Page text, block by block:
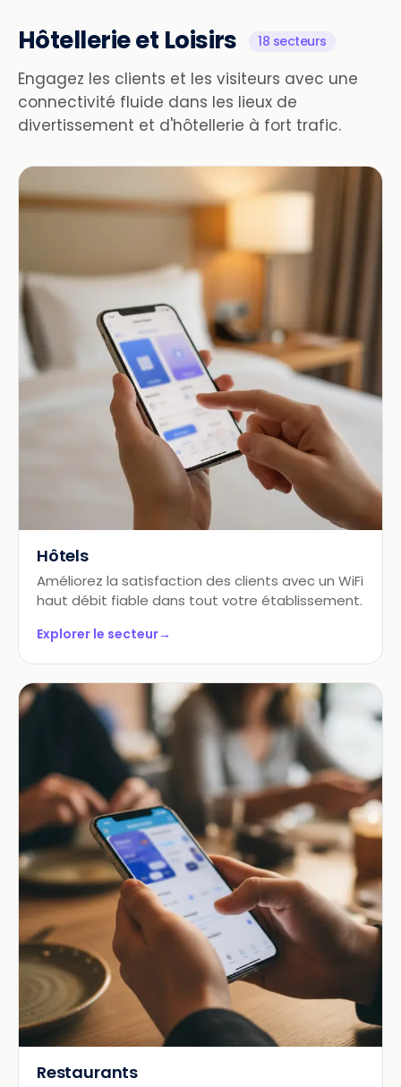
Hôtellerie et Loisirs 18 secteurs
Engagez les clients et les visiteurs avec une
connectivité fluide dans les lieux de
divertissement et d'hôtellerie à fort trafic.
Hôtels
Améliorez la satisfaction des clients avec un WiFi
haut débit fiable dans tout votre établissement.
Explorer le secteur→
Restaurants